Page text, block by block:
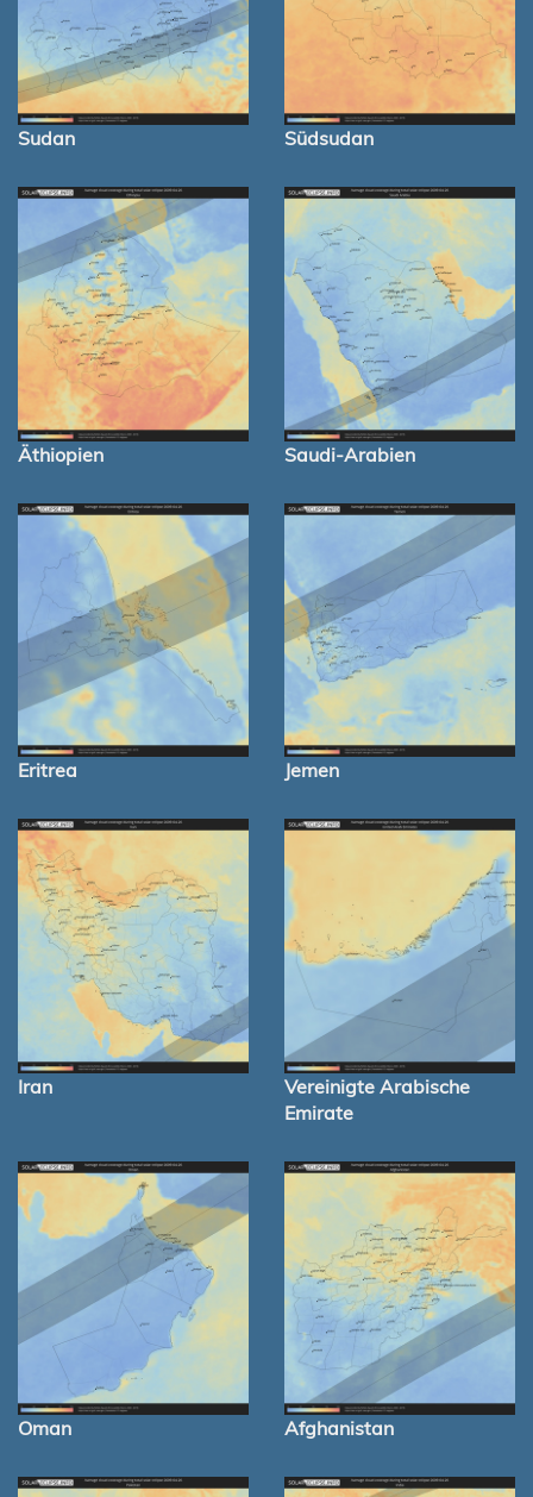
Sudan Südsudan
Äthiopien Saudi-Arabien
Eritrea Jemen
Iran
Vereinigte Arabische
Emirate
Oman Afghanistan